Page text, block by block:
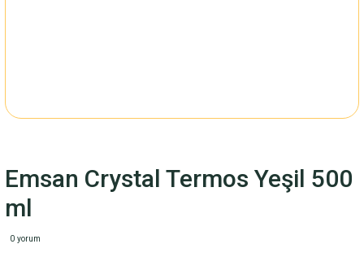
Emsan Crystal Termos Yeşil 500
ml
0 yorum